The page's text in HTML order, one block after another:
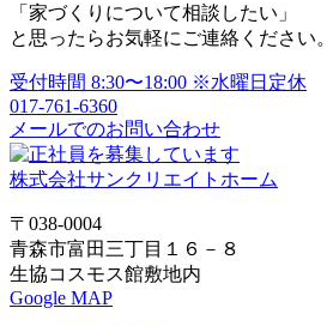
ー
シ
ョ
ン
「家づくりについて相談したい」
と思ったらお気軽にご連絡ください。
受付時間 8:30〜18:00 ※水曜日定休
017-761-6360
メールでのお問い合わせ
株式会社サンクリエイトホーム
〒038-0004
青森市富田三丁目１６－８
生協コスモス館敷地内
Google MAP